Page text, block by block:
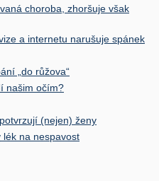
choroba, zhoršuje však
a internetu narušuje spánek
„do růžova“
našim očím?
(nejen) ženy
lék na nespavost